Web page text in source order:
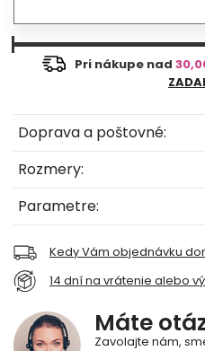
Pri nákupe nad
Doprava a poštovné:
Rozmery:
Parametre:
Kedy Vám objednávku
14 dní na vrátenie alebo
Máte
Zavolajte nám,